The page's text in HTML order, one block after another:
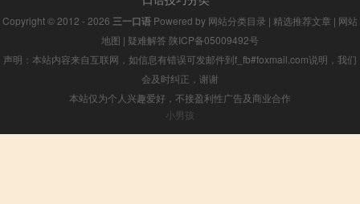
Copyright © 2012 - 2026 三一口语 Powered by 网站分类目录 | 精选推荐文章 | 网站
地图 | 疑难解答 陕ICP备05009492号
声明：本站内容来自互联网，如信息有错误可发邮件到f_fb#foxmail.com说明，我们
会及时纠正，谢谢
本站仅为个人兴趣爱好，不接盈利性广告及商业合作
小男孩